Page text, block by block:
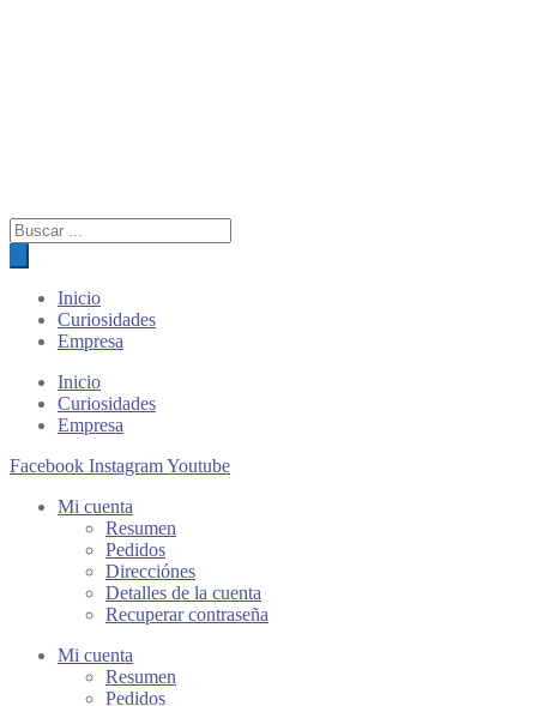
Búsqueda
de
productos
Inicio
Curiosidades
Empresa
Inicio
Curiosidades
Empresa
Facebook InstagramYoutube
Mi cuenta
Resumen
Pedidos
Direcciónes
Detalles de la cuenta
Recuperar contraseña
Mi cuenta
Resumen
Pedidos